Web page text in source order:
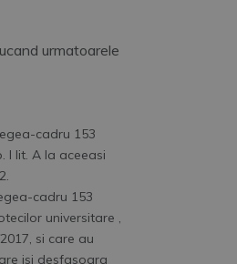
urmatoarele
cadru 153
I lit. A la aceeasi
cadru 153
universitare ,
si care au
isi desfasoara